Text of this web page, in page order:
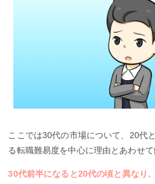
ここでは30代の市場について、20代
る転職難易度を中心に理由とあわせて
30代前半になると20代の頃と異なり